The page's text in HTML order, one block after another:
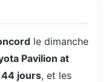
le dimanche
Pavilion at
44 jours, et les